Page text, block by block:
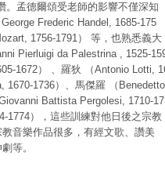
孟德爾頌受老師的影響不僅深知
Frederic Handel, 1685-175
1756-1791） 等，也熟悉義大
Pierluigi da Palestrina , 1525-
1672） 、羅狄 （Antonio Lotti,
1670-1736）、馬傑羅 （Benedetto
Battista Pergolesi, 1710-
1774），這些訓練對他日後之宗教
音樂作品很多，有經文歌、讚美
等。